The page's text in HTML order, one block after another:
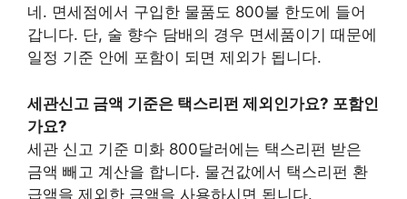
네. 면세점에서 구입한 물품도 800불 한도에 들어
갑니다. 단, 술 향수 담배의 경우 면세품이기 때문에
일정 기준 안에 포함이 되면 제외가 됩니다.
세관신고 금액 기준은 택스리펀 제외인가요? 포함인
가요?
세관 신고 기준 미화 800달러에는 택스리펀 받은
금액 빼고 계산을 합니다. 물건값에서 택스리펀 환
급액을 제외한 금액을 사용하시면 됩니다.